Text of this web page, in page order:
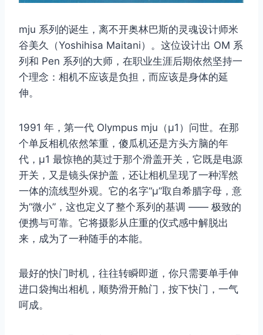
mju 系列的诞生，离不开奥林巴斯的灵魂设计师米
谷美久（Yoshihisa Maitani）。这位设计出 OM 系
列和 Pen 系列的大师，在职业生涯后期依然坚持一
个理念：相机不应该是负担，而应该是身体的延
伸。
1991 年，第一代 Olympus mju（μ1）问世。在那
个单反相机依然笨重，傻瓜机还是方头方脑的年
代，μ1 最惊艳的莫过于那个滑盖开关，它既是电源
开关，又是镜头保护盖，还让相机呈现了一种浑然
一体的流线型外观。它的名字“μ”取自希腊字母，意
为“微小”，这也定义了整个系列的基调 —— 极致的
便携与可靠。它将摄影从庄重的仪式感中解脱出
来，成为了一种随手的本能。
最好的快门时机，往往转瞬即逝，你只需要单手伸
进口袋掏出相机，顺势滑开舱门，按下快门，一气
呵成。